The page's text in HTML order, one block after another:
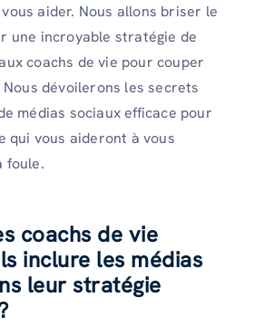
aider. Nous allons briser le
une incroyable stratégie de
coachs de vie pour couper
dévoilerons les secrets
médias sociaux efficace pour
qui vous aideront à vous
foule.
coachs de vie
inclure les médias
leur stratégie